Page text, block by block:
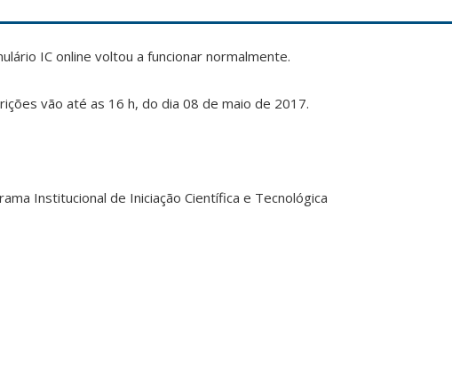
IC online voltou a funcionar normalmente.
vão até as 16 h, do dia 08 de maio de 2017.
Institucional de Iniciação Científica e Tecnológica